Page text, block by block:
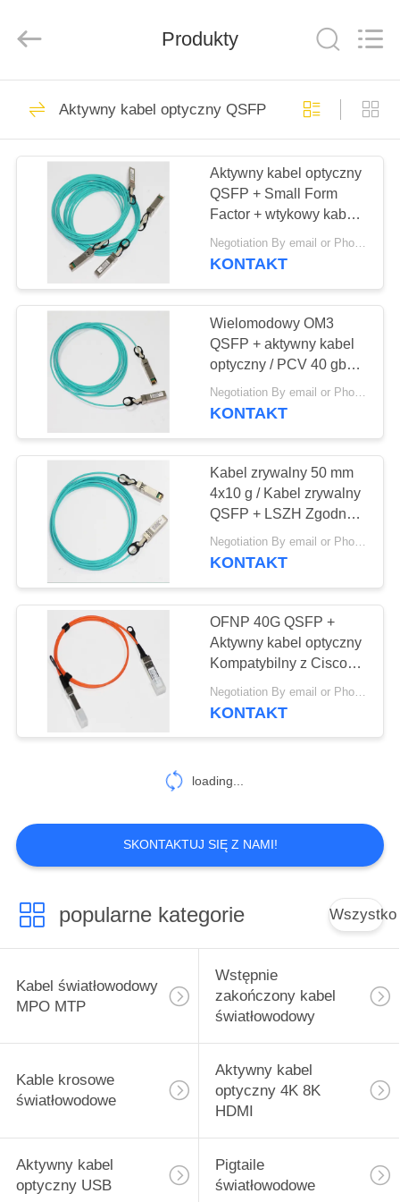
DOM
PRODUKTY
FILMY
NAS
WYCIECZKA
FABRYCE
KONTROLA
JAKOŚCI
SKONTAKTUJ
NAMI
POPROSIĆ
SITEMAP
PRIVACY
POLICY
Technology
Co.,Ltd.
Kabel
światłowodowy
MPO MTP
Wstępnie
zakończony kabel
światłowodowy
24
Kable krosowe
światłowodowe
17
Aktywny kabel
optyczny 4K 8K
23
Aktywny kabel
optyczny USB
4
Pigtaile
światłowodowe
Produkty
Aktywny kabel optyczny QSFP +
Aktywny kabel optyczny
QSFP + Small Form
Factor + wtykowy kabel
Aoc 40g
Negotiation By email or Phone Call MOQ:MOQ Saying to 10szt
KONTAKT
Wielomodowy OM3
QSFP + aktywny kabel
optyczny / PCV 40 gb
Kabel rozdzielający
Niebieski
Negotiation By email or Phone Call MOQ:MOQ Saying to 10szt
KONTAKT
Kabel zrywalny 50 mm
4x10 g / Kabel zrywalny
QSFP + LSZH Zgodny z
HP
Negotiation By email or Phone Call MOQ:MOQ Saying to 10szt
KONTAKT
OFNP 40G QSFP +
Aktywny kabel optyczny
Kompatybilny z Cisco
High Speed ​​10 m
KONTAKT
loading...
SKONTAKTUJ SIĘ Z NAMI!
popularne kategorie Wszystko
Kabel światłowodowy
MPO MTP
Wstępnie
zakończony kabel
światłowodowy
Kable krosowe
światłowodowe
Aktywny kabel
optyczny 4K 8K
HDMI
Aktywny kabel
optyczny USB
Pigtaile
światłowodowe